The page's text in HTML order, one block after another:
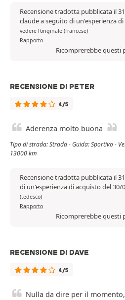
Recensione tradotta pubblicata il
claude a seguito di un'esperienza
vedere l'originale (francese)
Rapporto
Ricomprerebbe questi
RECENSIONE DI PETER
4/5
Aderenza molto buona
Tipo di strada: Strada - Guida: Sportivo -
13000 km
Recensione tradotta pubblicata il
di un'esperienza di acquisto del 30/
(tedesco)
Rapporto
Ricomprerebbe questi
RECENSIONE DI DAVE
4/5
Nulla da dire per il